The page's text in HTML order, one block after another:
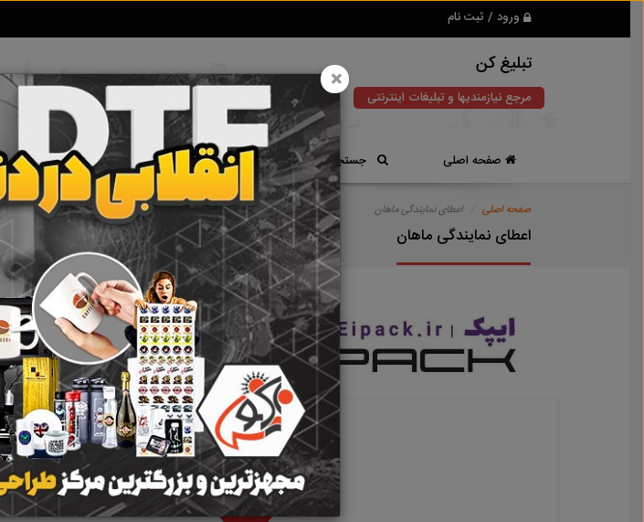
ورود / ثبت نام
تبلیغ کن
مرجع نیازمندیها و تبلیغات اینترنتی
صفحه اصلی جستجوی سریع تعرفه آگهی ها خبرهای سایت
صفحه اصلی اعطای نمایندگی ماهان
اعطای نمایندگی ماهان
×